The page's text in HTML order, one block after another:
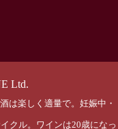
Ltd.
は楽しく適量で。妊娠中・
クル。ワインは20歳になっ